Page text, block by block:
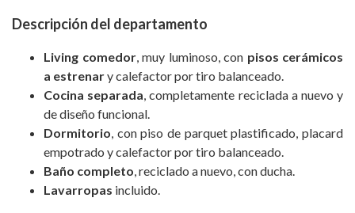
Descripción del departamento
Living comedor, muy luminoso, con pisos cerámicos
a estrenary calefactor por tiro balanceado.
Cocina separada, completamente reciclada a nuevo y
de diseño funcional.
Dormitorio, con piso de parquet plastificado, placard
empotrado y calefactor por tiro balanceado.
Baño completo, reciclado a nuevo, con ducha.
Lavarropas incluido.